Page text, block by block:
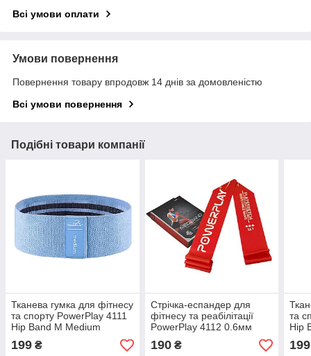
Всі умови оплати
Умови повернення
Повернення товару впродовж 14 днів за домовленістю
Всі умови повернення
Подібні товари компанії
Тканева гумка для фітнесу
та спорту PowerPlay 4111
Hip Band M Medium
199 ₴
Стрічка-еспандер для
фітнесу та реабілітації
PowerPlay 4112 0.6мм
MediBand Heavy Червона
(11кг)
190₴
та
Hip
199